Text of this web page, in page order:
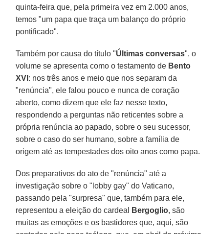
quinta-feira que, pela primeira vez em 2.000 anos,
temos "um papa que traça um balanço do próprio
pontificado".
Também por causa do título "Últimas conversas", o
volume se apresenta como o testamento de Bento
XVI : nos três anos e meio que nos separam da
"renúncia", ele falou pouco e nunca de coração
aberto, como dizem que ele faz nesse texto,
respondendo a perguntas não reticentes sobre a
própria renúncia ao papado, sobre o seu sucessor,
sobre o caso do ser humano, sobre a família de
origem até as tempestades dos oito anos como papa.
Dos preparativos do ato de "renúncia" até a
investigação sobre o "lobby gay" do Vaticano,
passando pela "surpresa" que, também para ele,
representou a eleição do cardeal
Bergoglio, são
muitas as emoções e os bastidores que, aqui, são